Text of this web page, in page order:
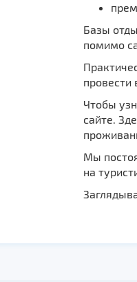
Базы
помимо
провести
Чтобы
сайте.
Мы
на